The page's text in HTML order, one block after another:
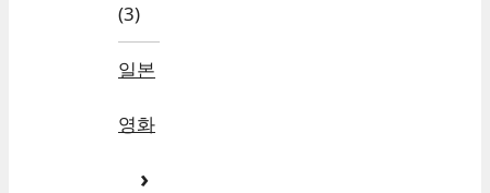
(3)
일본
영화